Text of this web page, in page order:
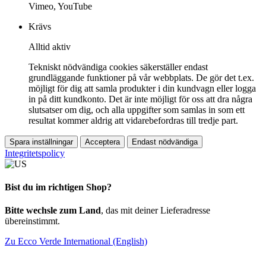
Vimeo, YouTube
Krävs
Alltid aktiv
Tekniskt nödvändiga cookies säkerställer endast
grundläggande funktioner på vår webbplats. De gör det t.ex.
möjligt för dig att samla produkter i din kundvagn eller logga
in på ditt kundkonto. Det är inte möjligt för oss att dra några
slutsatser om dig, och alla uppgifter som samlas in som ett
resultat kommer aldrig att vidarebefordras till tredje part.
Spara inställningar Acceptera Endast nödvändiga
Integritetspolicy
Bist du im richtigen Shop?
Bitte wechsle zum Land, das mit deiner Lieferadresse
übereinstimmt.
Zu Ecco Verde International (English)